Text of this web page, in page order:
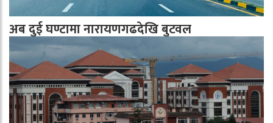
अब दुई घण्टामा नारायणगढदेखि बुटवल